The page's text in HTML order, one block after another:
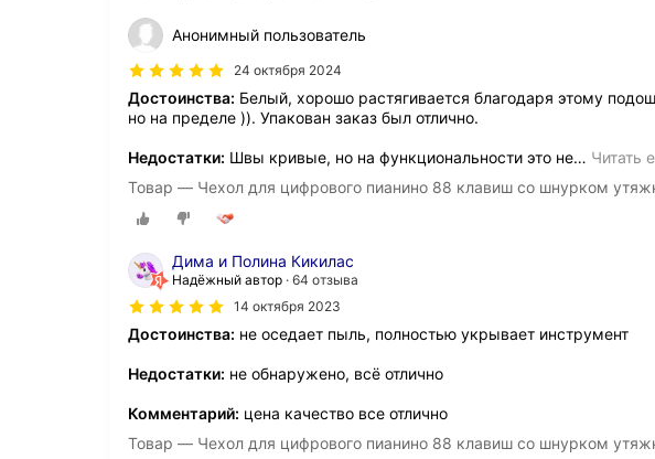
Анонимный пользователь
24 октября 2024
Достоинства: Белый, хорошо растягивается благодаря этому
но на пределе )). Упакован заказ был отлично.
Недостатки: Швы кривые, но на функциональности это не… Читать
Товар — Чехол для цифрового пианино 88 клавиш со шнурком
Дима и Полина Кикилас
Надёжный автор 64 отзыва
14 октября 2023
Достоинства: не оседает пыль, полностью укрывает инструмент
Недостатки: не обнаружено, всё отлично
Комментарий: цена качество все отлично
Товар — Чехол для цифрового пианино 88 клавиш со шнурком